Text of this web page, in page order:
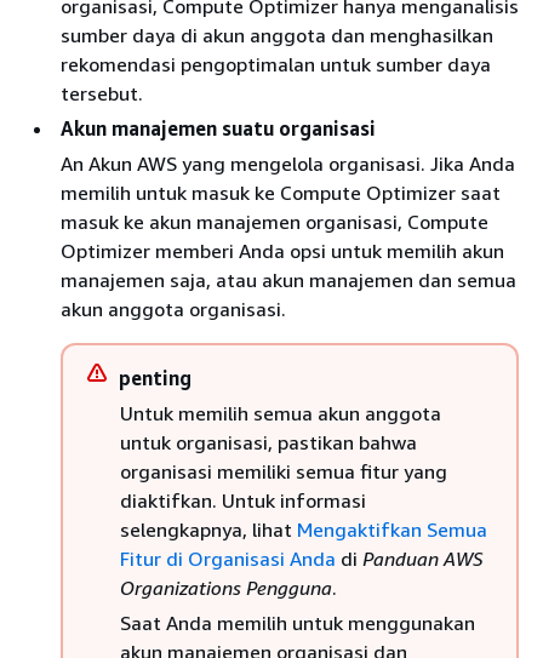
organisasi, Compute Optimizer hanya menganalisis
sumber daya di akun anggota dan menghasilkan
rekomendasi pengoptimalan untuk sumber daya
tersebut.
Akun manajemen suatu organisasi
An Akun AWS yang mengelola organisasi. Jika Anda
memilih untuk masuk ke Compute Optimizer saat
masuk ke akun manajemen organisasi, Compute
Optimizer memberi Anda opsi untuk memilih akun
manajemen saja, atau akun manajemen dan semua
akun anggota organisasi.
penting
Untuk memilih semua akun anggota
untuk organisasi, pastikan bahwa
organisasi memiliki semua fitur yang
diaktifkan. Untuk informasi
selengkapnya, lihat Mengaktifkan Semua
Fitur di Organisasi Anda di Panduan AWS
Organizations Pengguna.
Saat Anda memilih untuk menggunakan
akun manajemen organisasi dan